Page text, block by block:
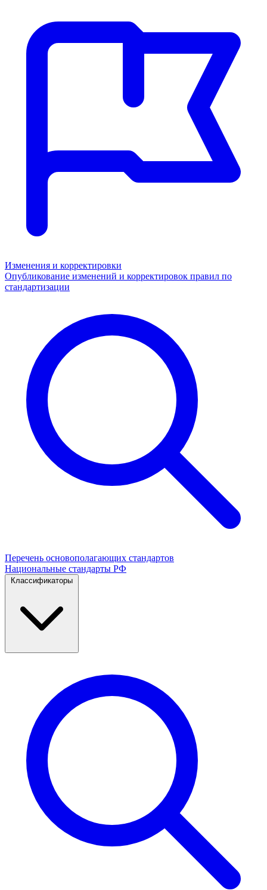
Изменения и корректировки
Опубликование изменений и корректировок правил по
стандартизации
Перечень основополагающих стандартов
Национальные стандарты РФ
Классификаторы